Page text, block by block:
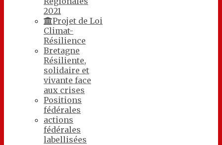
2021
Projet de Loi
Climat-
Résilience
Bretagne
Résiliente,
solidaire et
vivante face
aux crises
Positions
fédérales
actions
fédérales
labellisées